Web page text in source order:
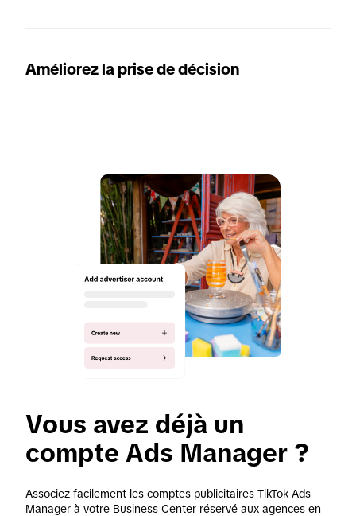
Améliorez la prise de décision
Vous avez déjà un
compte Ads Manager ?
Associez facilement les comptes publicitaires TikTok Ads
Manager à votre Business Center réservé aux agences en